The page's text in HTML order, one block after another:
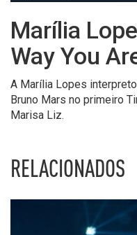
Marília
Way You
A Marília Lopes
Bruno Mars no primeiro
Marisa Liz.
RELACIONADOS